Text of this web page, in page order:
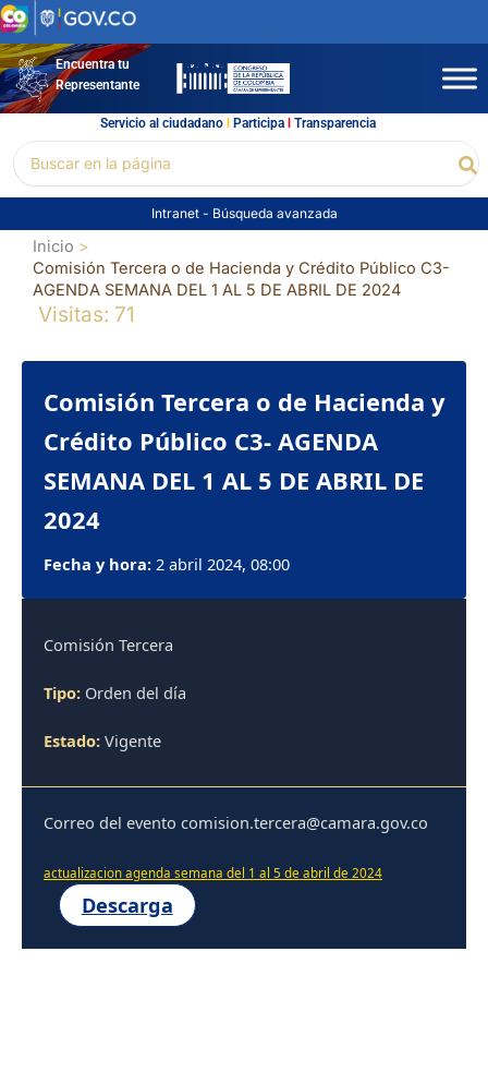
Ir
al
contenidoEncuentra tu
Representante
Servicio al ciudadano l Participal Transparencia
por:
Intranet - Búsqueda avanzada
Inicio
Comisión Tercera o de Hacienda y Crédito Público C3-
AGENDA SEMANA DEL 1 AL 5 DE ABRIL DE 2024
Visitas: 71
Comisión Tercera o de Hacienda y
Crédito Público C3- AGENDA
SEMANA DEL 1 AL 5 DE ABRIL DE
2024
Fecha y hora: 2 abril 2024, 08:00
Comisión Tercera
Tipo: Orden del día
Estado: Vigente
Correo del evento comision.tercera@camara.gov.co
actualizacion agenda semana del 1 al 5 de abril de 2024
Descarga